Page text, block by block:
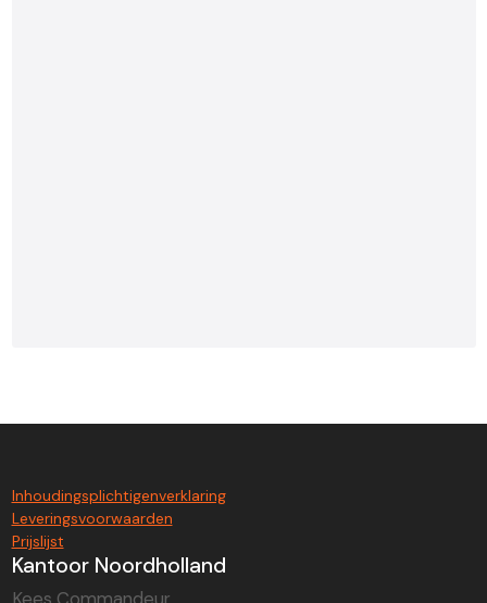
Inhoudingsplichtigenverklaring
Leveringsvoorwaarden
Prijslijst
Kantoor Noordholland